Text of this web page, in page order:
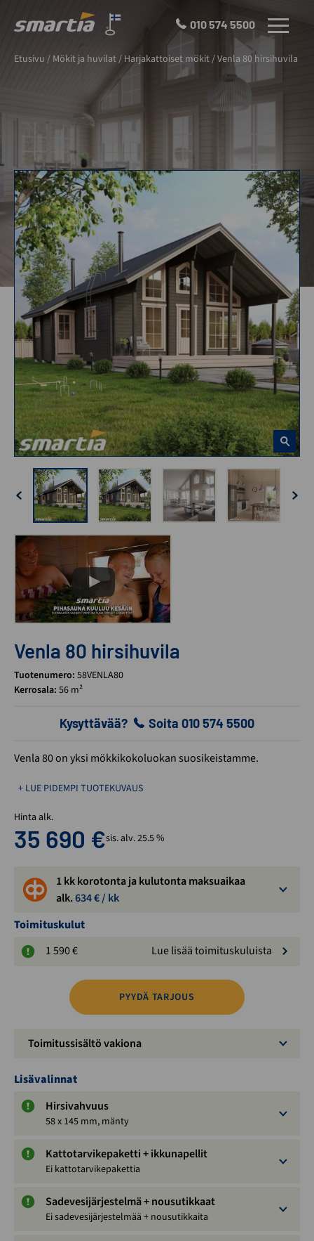
Oy
010 574 5500 VALIKKO
Etusivu / Mökit ja huvilat/ Harjakattoiset mökit/Venla 80 hirsihuvila
Venla 80 hirsihuvila
Tuotenumero: 58VENLA80
Kerrosala: 56 m²
Kysyttävää? Soita 010 574 5500
Venla 80 on yksi mökkikokoluokan suosikeistamme.
+ LUE PIDEMPI TUOTEKUVAUS
Hinta alk.
35 690 €sis. alv. 25.5 %
1 kk korotonta ja kulutonta maksuaikaa
alk.634€ / kk
Toimituskulut
1 590 €
Lue lisää toimituskuluista
PYYDÄ TARJOUS
Toimitussisältö vakiona
Lisävalinnat
Hirsivahvuus
58 x 145 mm, mänty
Kattotarvikepaketti + ikkunapellit
Ei kattotarvikepakettia
Sadevesijärjestelmä + nousutikkaat
Ei sadevesijärjestelmää + nousutikkaita